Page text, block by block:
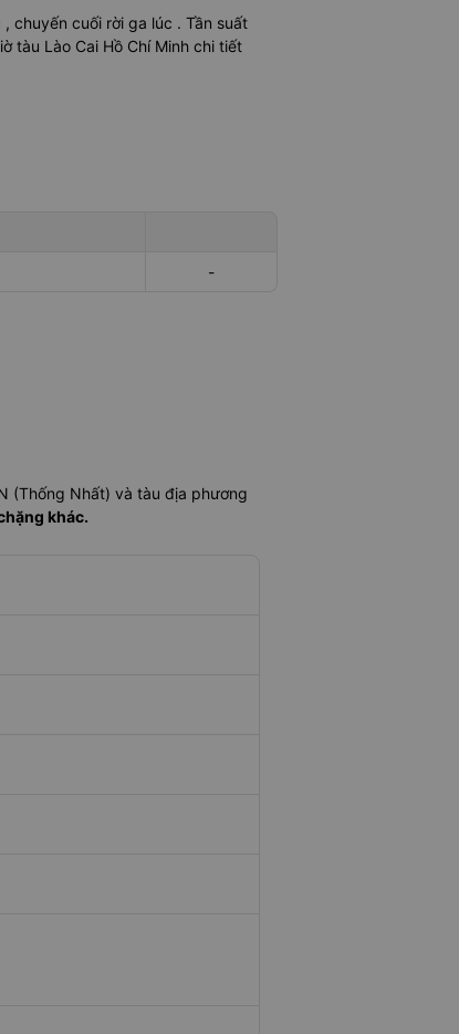
, chuyến cuối rời ga lúc . Tần suất
tàu Lào Cai Hồ Chí Minh chi tiết
-
(Thống Nhất) và tàu địa phương
khác.